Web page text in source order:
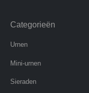
Categorieën
Urnen
Mini-urnen
Sieraden